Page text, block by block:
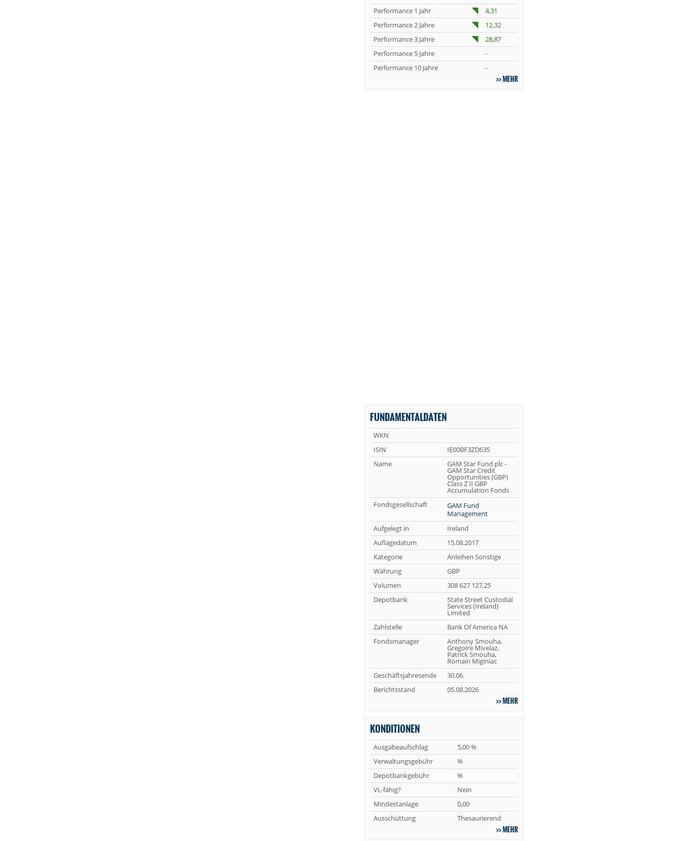
Performance 1 Jahr
4,31
Performance 2 Jahre
12,32
Performance 3 Jahre
28,87
Performance 5 Jahre
-
Performance 10 Jahre
-
MEHR
FUNDAMENTALDATEN
WKN
ISIN
IE00BF3ZD635
Name
GAM Star Fund plc -
GAM Star Credit
Opportunities (GBP)
Class Z II GBP
Accumulation Fonds
Fondsgesellschaft
GAM Fund
Management
Aufgelegt in
Ireland
Auflagedatum
15.08.2017
Kategorie
Anleihen Sonstige
Währung
GBP
Volumen
308 627 127,25
Depotbank
State Street Custodial
Services (Ireland)
Limited
Zahlstelle
Bank Of America NA
Fondsmanager
Anthony Smouha,
Gregoire Mivelaz,
Patrick Smouha,
Romain Miginiac
Geschäftsjahresende
30.06.
Berichtsstand
05.08.2026
MEHR
KONDITIONEN
Ausgabeaufschlag
5,00 %
Verwaltungsgebühr
%
Depotbankgebühr
%
VL-fähig?
Nein
Mindestanlage
0,00
Ausschüttung
Thesaurierend
MEHR